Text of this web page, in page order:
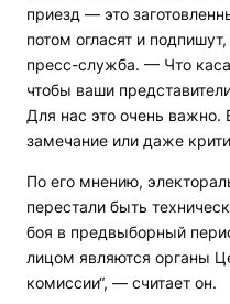
приезд — это
потом огласят и
пресс-служба. — Что
чтобы ваши
Для нас это очень
замечание или даже
По его мнению,
перестали быть
боя в предвыборный
лицом являются органы
комиссии“, — считает он.